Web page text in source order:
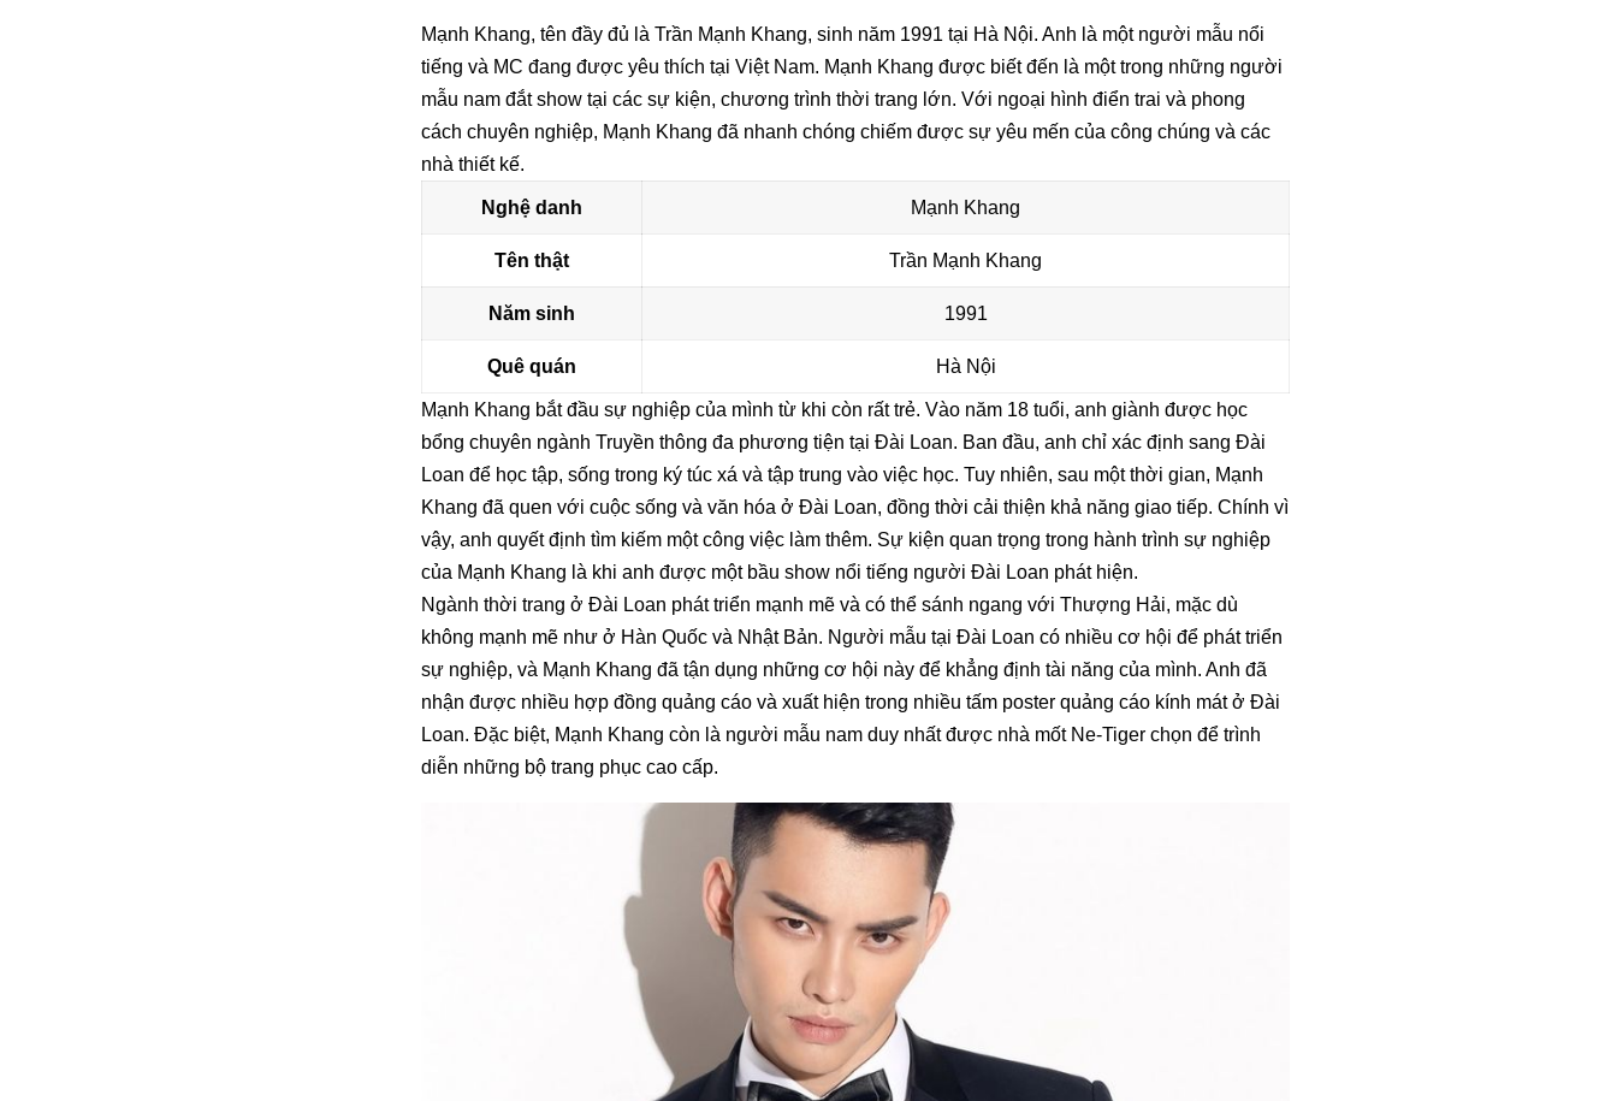
Mạnh Khang, tên đầy đủ là Trần Mạnh Khang, sinh năm 1991 tại Hà Nội. Anh là một người mẫu nổi
tiếng và MC đang được yêu thích tại Việt Nam. Mạnh Khang được biết đến là một trong những người
mẫu nam đắt show tại các sự kiện, chương trình thời trang lớn. Với ngoại hình điển trai và phong
cách chuyên nghiệp, Mạnh Khang đã nhanh chóng chiếm được sự yêu mến của công chúng và các
nhà thiết kế.
Nghệ danh Mạnh Khang
Tên thật Trần Mạnh Khang
Năm sinh 1991
Quê quán Hà Nội
Mạnh Khang bắt đầu sự nghiệp của mình từ khi còn rất trẻ. Vào năm 18 tuổi, anh giành được học
bổng chuyên ngành Truyền thông đa phương tiện tại Đài Loan. Ban đầu, anh chỉ xác định sang Đài
Loan để học tập, sống trong ký túc xá và tập trung vào việc học. Tuy nhiên, sau một thời gian, Mạnh
Khang đã quen với cuộc sống và văn hóa ở Đài Loan, đồng thời cải thiện khả năng giao tiếp. Chính vì
vậy, anh quyết định tìm kiếm một công việc làm thêm. Sự kiện quan trọng trong hành trình sự nghiệp
của Mạnh Khang là khi anh được một bầu show nổi tiếng người Đài Loan phát hiện.
Ngành thời trang ở Đài Loan phát triển mạnh mẽ và có thể sánh ngang với Thượng Hải, mặc dù
không mạnh mẽ như ở Hàn Quốc và Nhật Bản. Người mẫu tại Đài Loan có nhiều cơ hội để phát triển
sự nghiệp, và Mạnh Khang đã tận dụng những cơ hội này để khẳng định tài năng của mình. Anh đã
nhận được nhiều hợp đồng quảng cáo và xuất hiện trong nhiều tấm poster quảng cáo kính mát ở Đài
Loan. Đặc biệt, Mạnh Khang còn là người mẫu nam duy nhất được nhà mốt Ne-Tiger chọn để trình
diễn những bộ trang phục cao cấp.